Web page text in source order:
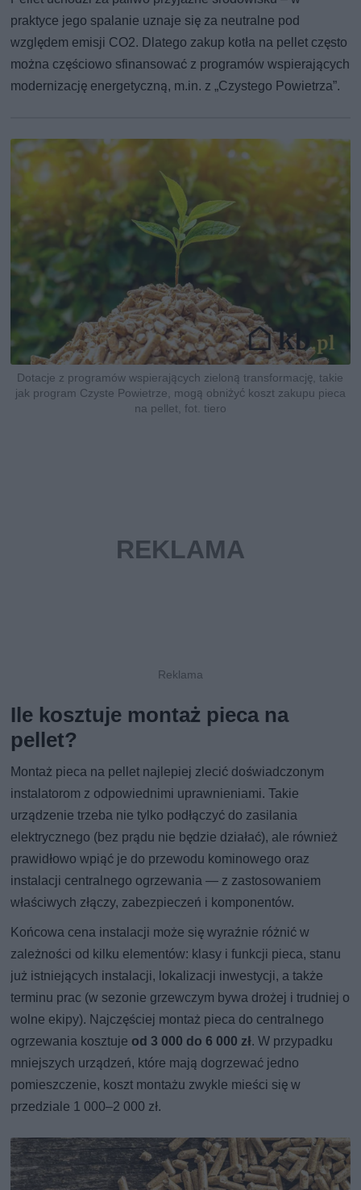
praktyce jego spalanie uznaje się za neutralne pod
względem emisji CO2. Dlatego zakup kotła na pellet często
można częściowo sfinansować z programów wspierających
modernizację energetyczną, m.in. z „Czystego Powietrza”.
Dotacje z programów wspierających zieloną transformację, takie
jak program Czyste Powietrze, mogą obniżyć koszt zakupu pieca
na pellet, fot. tiero
Ile kosztuje montaż pieca na
pellet?
Montaż pieca na pellet najlepiej zlecić doświadczonym
instalatorom z odpowiednimi uprawnieniami. Takie
urządzenie trzeba nie tylko podłączyć do zasilania
elektrycznego (bez prądu nie będzie działać), ale również
prawidłowo wpiąć je do przewodu kominowego oraz
instalacji centralnego ogrzewania — z zastosowaniem
właściwych złączy, zabezpieczeń i komponentów.
Końcowa cena instalacji może się wyraźnie różnić w
zależności od kilku elementów: klasy i funkcji pieca, stanu
już istniejących instalacji, lokalizacji inwestycji, a także
terminu prac (w sezonie grzewczym bywa drożej i trudniej o
wolne ekipy). Najczęściej montaż pieca do centralnego
ogrzewania kosztuje od 3 000 do 6 000 zł. W przypadku
mniejszych urządzeń, które mają dogrzewać jedno
pomieszczenie, koszt montażu zwykle mieści się w
przedziale 1 000–2 000 zł.